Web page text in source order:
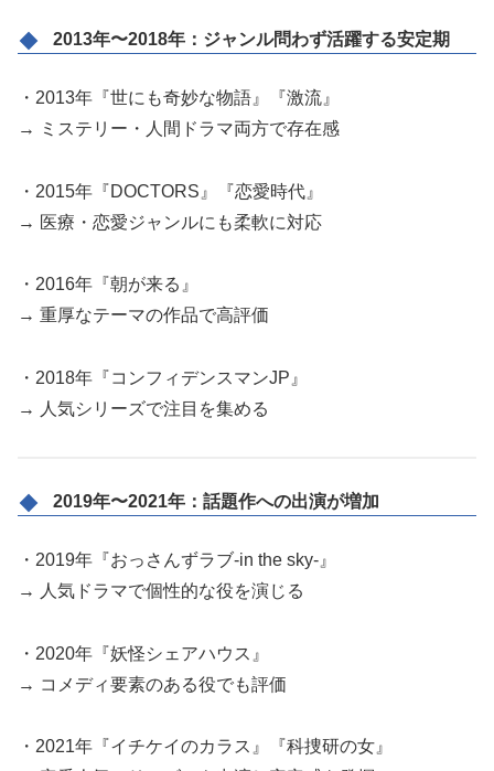
2013年〜2018年：ジャンル問わず活躍する安定期
・2013年『世にも奇妙な物語』『激流』
→ ミステリー・人間ドラマ両方で存在感
・2015年『DOCTORS』『恋愛時代』
→ 医療・恋愛ジャンルにも柔軟に対応
・2016年『朝が来る』
→ 重厚なテーマの作品で高評価
・2018年『コンフィデンスマンJP』
→ 人気シリーズで注目を集める
2019年〜2021年：話題作への出演が増加
・2019年『おっさんずラブ-in the sky-』
→ 人気ドラマで個性的な役を演じる
・2020年『妖怪シェアハウス』
→ コメディ要素のある役でも評価
・2021年『イチケイのカラス』『科捜研の女』